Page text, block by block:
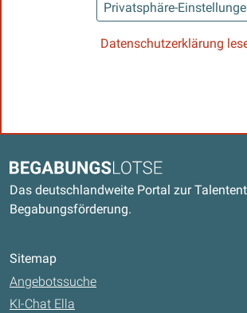
Privatsphäre-
Datenschutzerklärung
Begabungslotse
Das deutschlandweite Portal zur
Begabungsförderung.
Sitemap
Angebotssuche
KI-Chat Ella